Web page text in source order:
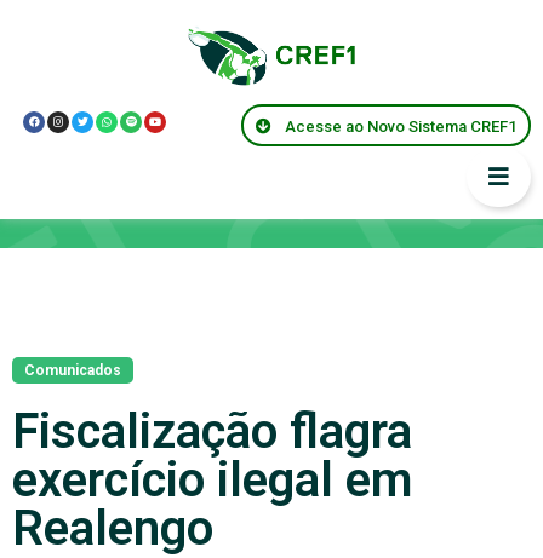
Acesse ao Novo Sistema CREF1
Comunicados
Fiscalização flagra
exercício ilegal em
Realengo